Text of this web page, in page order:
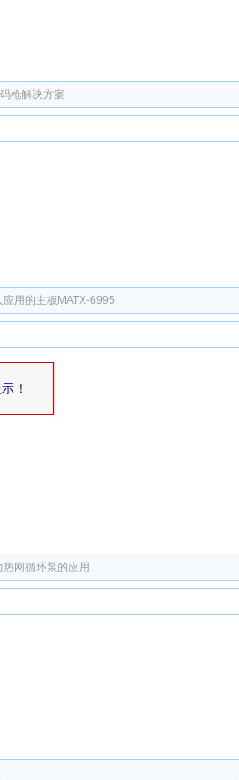
枪解决方案
用的主板MATX-6995
！
网循环泵的应用